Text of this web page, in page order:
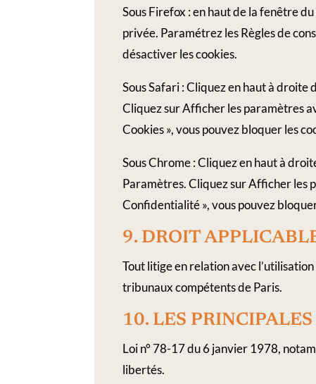
Sous Firefox : en haut de la fenêtre
privée. Paramétrez les Règles de
désactiver les cookies.
Sous Safari : Cliquez en haut à
Cliquez sur Afficher les paramètres
Cookies », vous pouvez bloquer les
Sous Chrome : Cliquez en haut à
Paramètres. Cliquez sur Afficher les
Confidentialité », vous pouvez
9.​ DROIT​
Tout litige en relation avec
tribunaux compétents de Paris.
10.​ LES​
Loi n° 78-17 du 6 janvier 1978,
libertés.